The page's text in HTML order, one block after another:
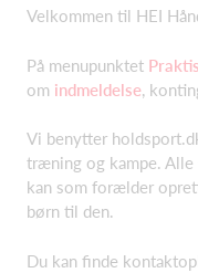
Velkommen til HEI
På menupunktet
om indmeldelse,
Vi benytter
træning og kampe. Alle
kan som forælder
børn til den.
Du kan finde